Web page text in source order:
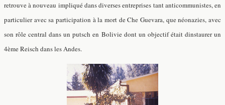
retrouve à nouveau impliqué dans diverses entreprises tant anticommunistes, en
particulier avec sa participation à la mort de Che Guevara, que néonazies, avec
son rôle central dans un putsch en Bolivie dont un objectif était dinstaurer un
4ème Reisch dans les Andes.